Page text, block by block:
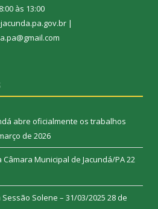
às 13:00
|
abre oficialmente os trabalhos
de 2026
Municipal de Jacundá/PA22
Solene – 31/03/2025 28 de